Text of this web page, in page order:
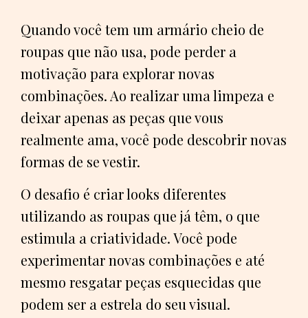
Quando você tem um armário cheio de
roupas que não usa, pode perder a
motivação para explorar novas
combinações. Ao realizar uma limpeza e
deixar apenas as peças que vous
realmente ama, você pode descobrir novas
formas de se vestir.
O desafio é criar looks diferentes
utilizando as roupas que já têm, o que
estimula a criatividade. Você pode
experimentar novas combinações e até
mesmo resgatar peças esquecidas que
podem ser a estrela do seu visual.